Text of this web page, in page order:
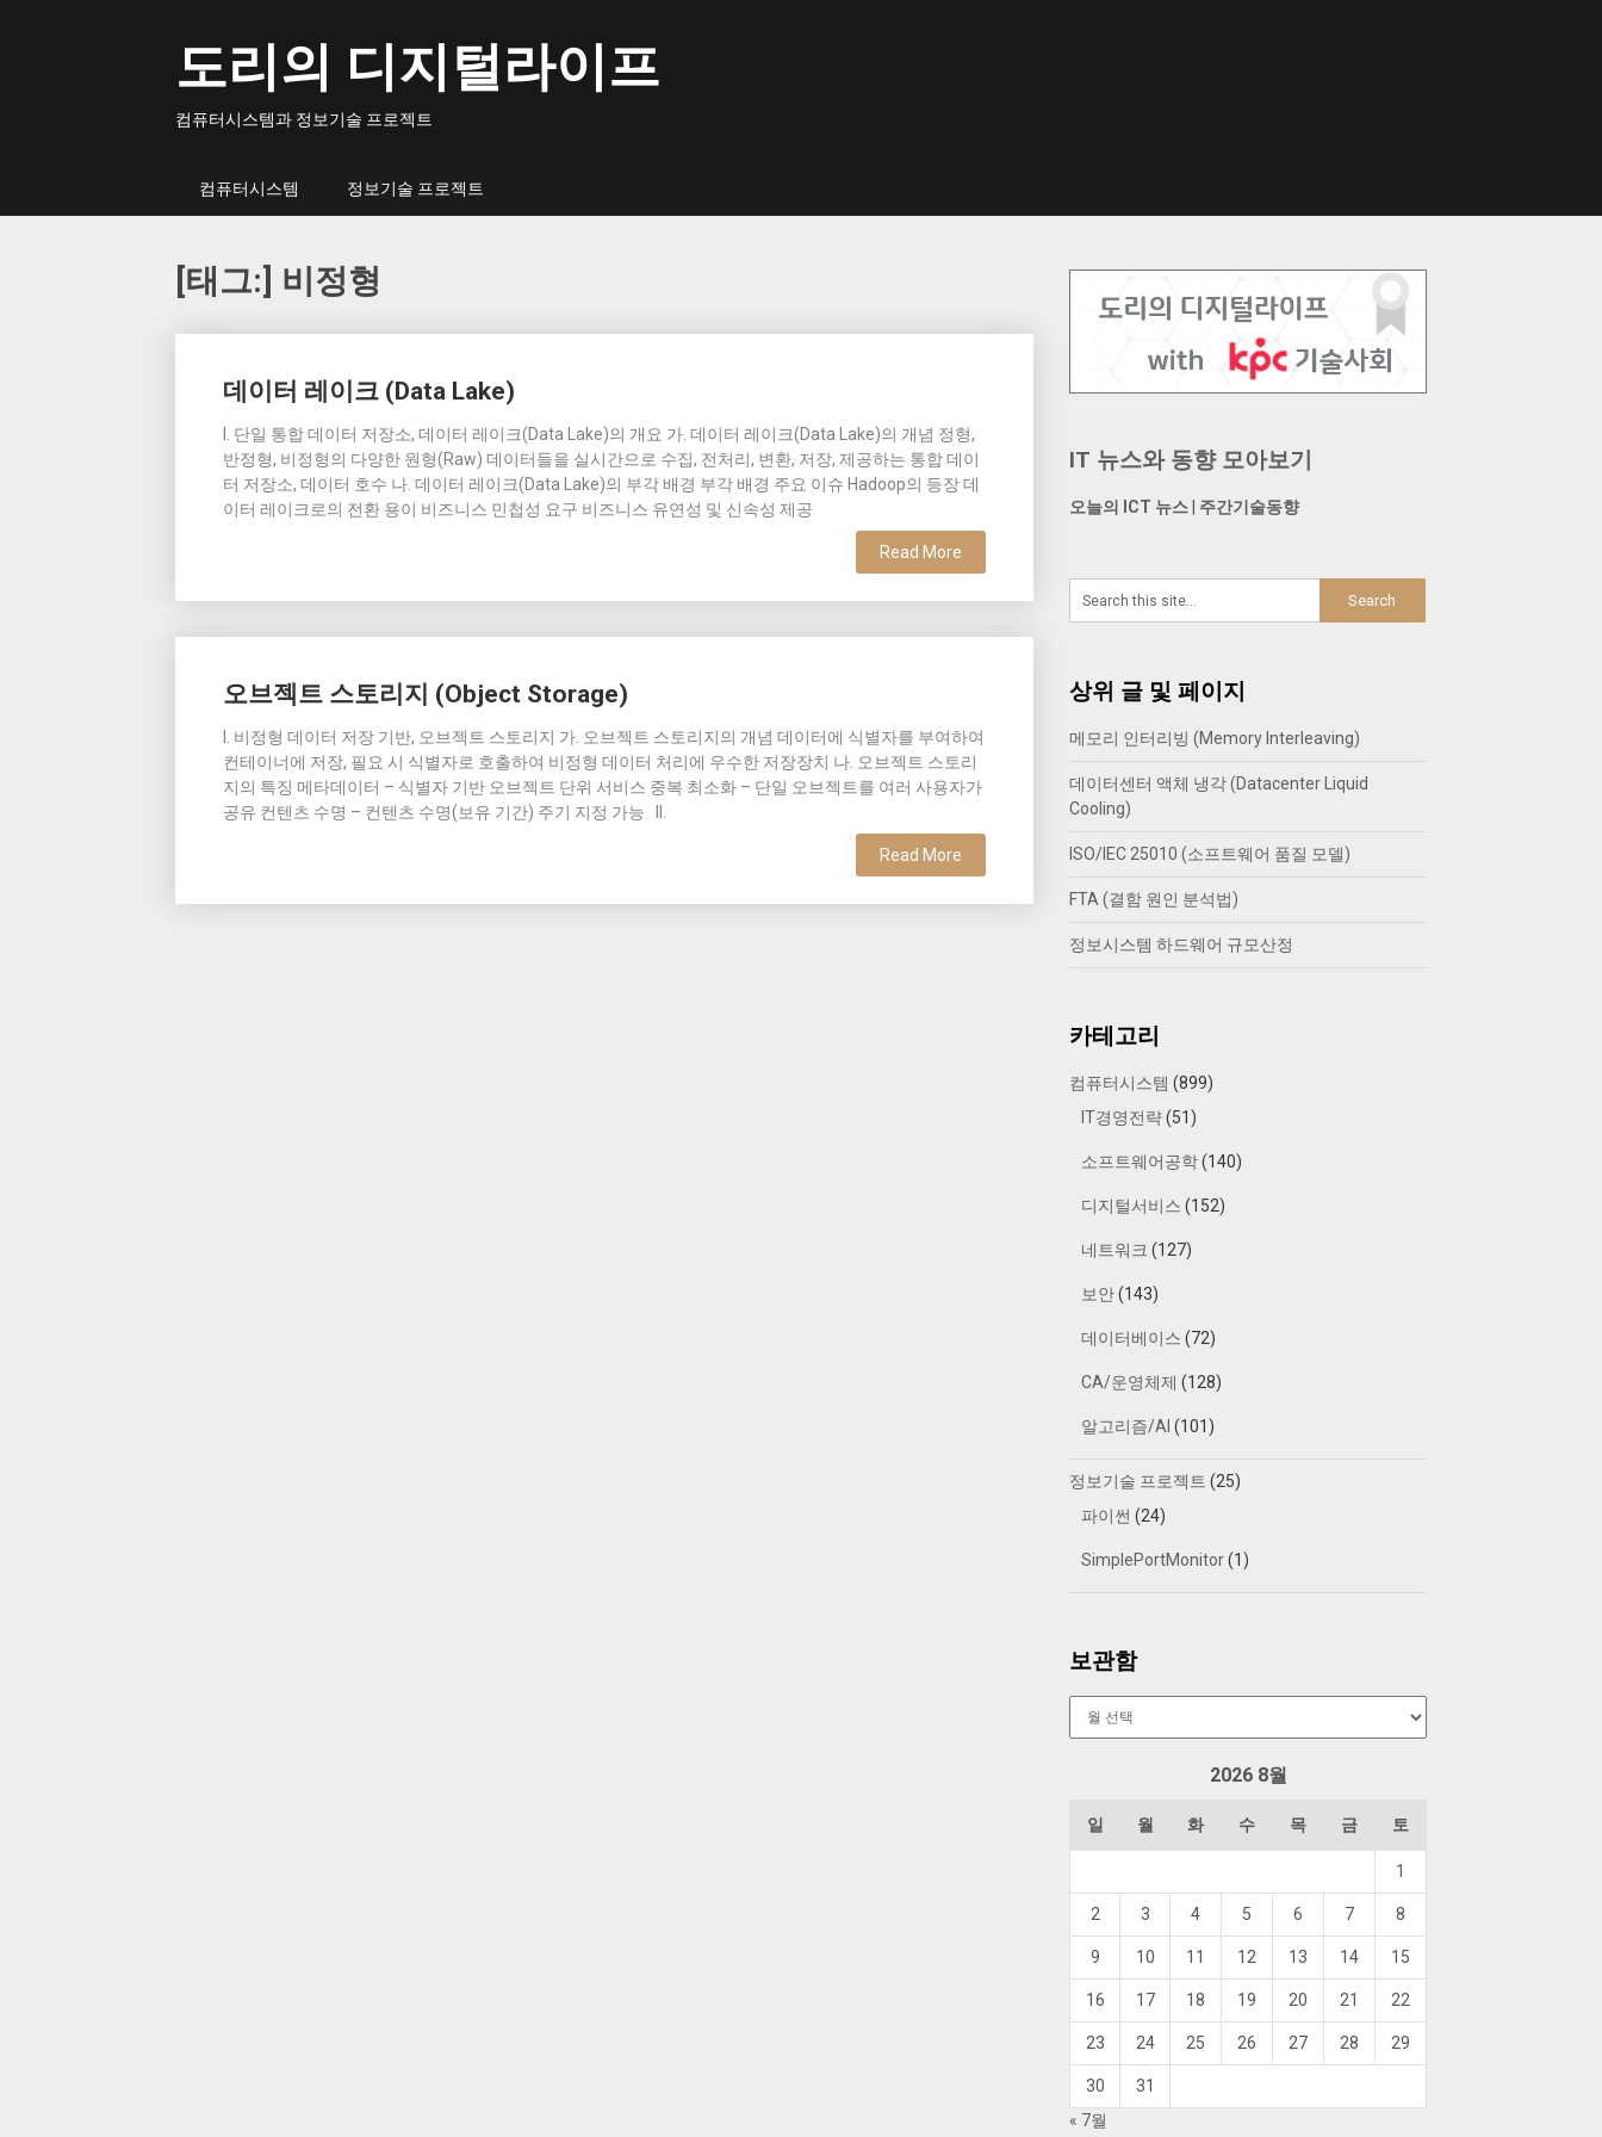
도리의 디지털라이프
컴퓨터시스템과 정보기술 프로젝트
컴퓨터시스템 정보기술 프로젝트
[태그:] 비정형
데이터 레이크 (Data Lake)
I. 단일 통합 데이터 저장소, 데이터 레이크(Data Lake)의 개요 가. 데이터 레이크(Data Lake)의 개념 정형,
반정형, 비정형의 다양한 원형(Raw) 데이터들을 실시간으로 수집, 전처리, 변환, 저장, 제공하는 통합 데이
터 저장소, 데이터 호수 나. 데이터 레이크(Data Lake)의 부각 배경 부각 배경 주요 이슈 Hadoop의 등장 데
이터 레이크로의 전환 용이 비즈니스 민첩성 요구 비즈니스 유연성 및 신속성 제공
Read More
오브젝트 스토리지 (Object Storage)
I. 비정형 데이터 저장 기반, 오브젝트 스토리지 가. 오브젝트 스토리지의 개념 데이터에 식별자를 부여하여
컨테이너에 저장, 필요 시 식별자로 호출하여 비정형 데이터 처리에 우수한 저장장치 나. 오브젝트 스토리
지의 특징 메타데이터 – 식별자 기반 오브젝트 단위 서비스 중복 최소화 – 단일 오브젝트를 여러 사용자가
공유 컨텐츠 수명 – 컨텐츠 수명(보유 기간) 주기 지정 가능 II.
Read More
navigation
IT 뉴스와 동향 모아보기
오늘의 ICT 뉴스 주간기술동향
상위 글 및 페이지
메모리 인터리빙 (Memory Interleaving)
데이터센터 액체 냉각 (Datacenter Liquid
Cooling)
ISO/IEC 25010 (소프트웨어 품질 모델)
FTA (결함 원인 분석법)
정보시스템 하드웨어 규모산정
카테고리
컴퓨터시스템 (899)
IT경영전략(51)
소프트웨어공학(140)
디지털서비스 (152)
네트워크 (127)
보안(143)
데이터베이스 (72)
CA/운영체제 (128)
알고리즘/AI (101)
정보기술 프로젝트 (25)
파이썬 (24)
SimplePortMonitor(1)
보관함
2026 8월
일 월 화 수 목 금 토
1
2 3 4 5 6 7 8
9 10 11 12 13 14 15
16 17 18 19 20 21 22
23 24 25 26 27 28 29
30
31
« 7월